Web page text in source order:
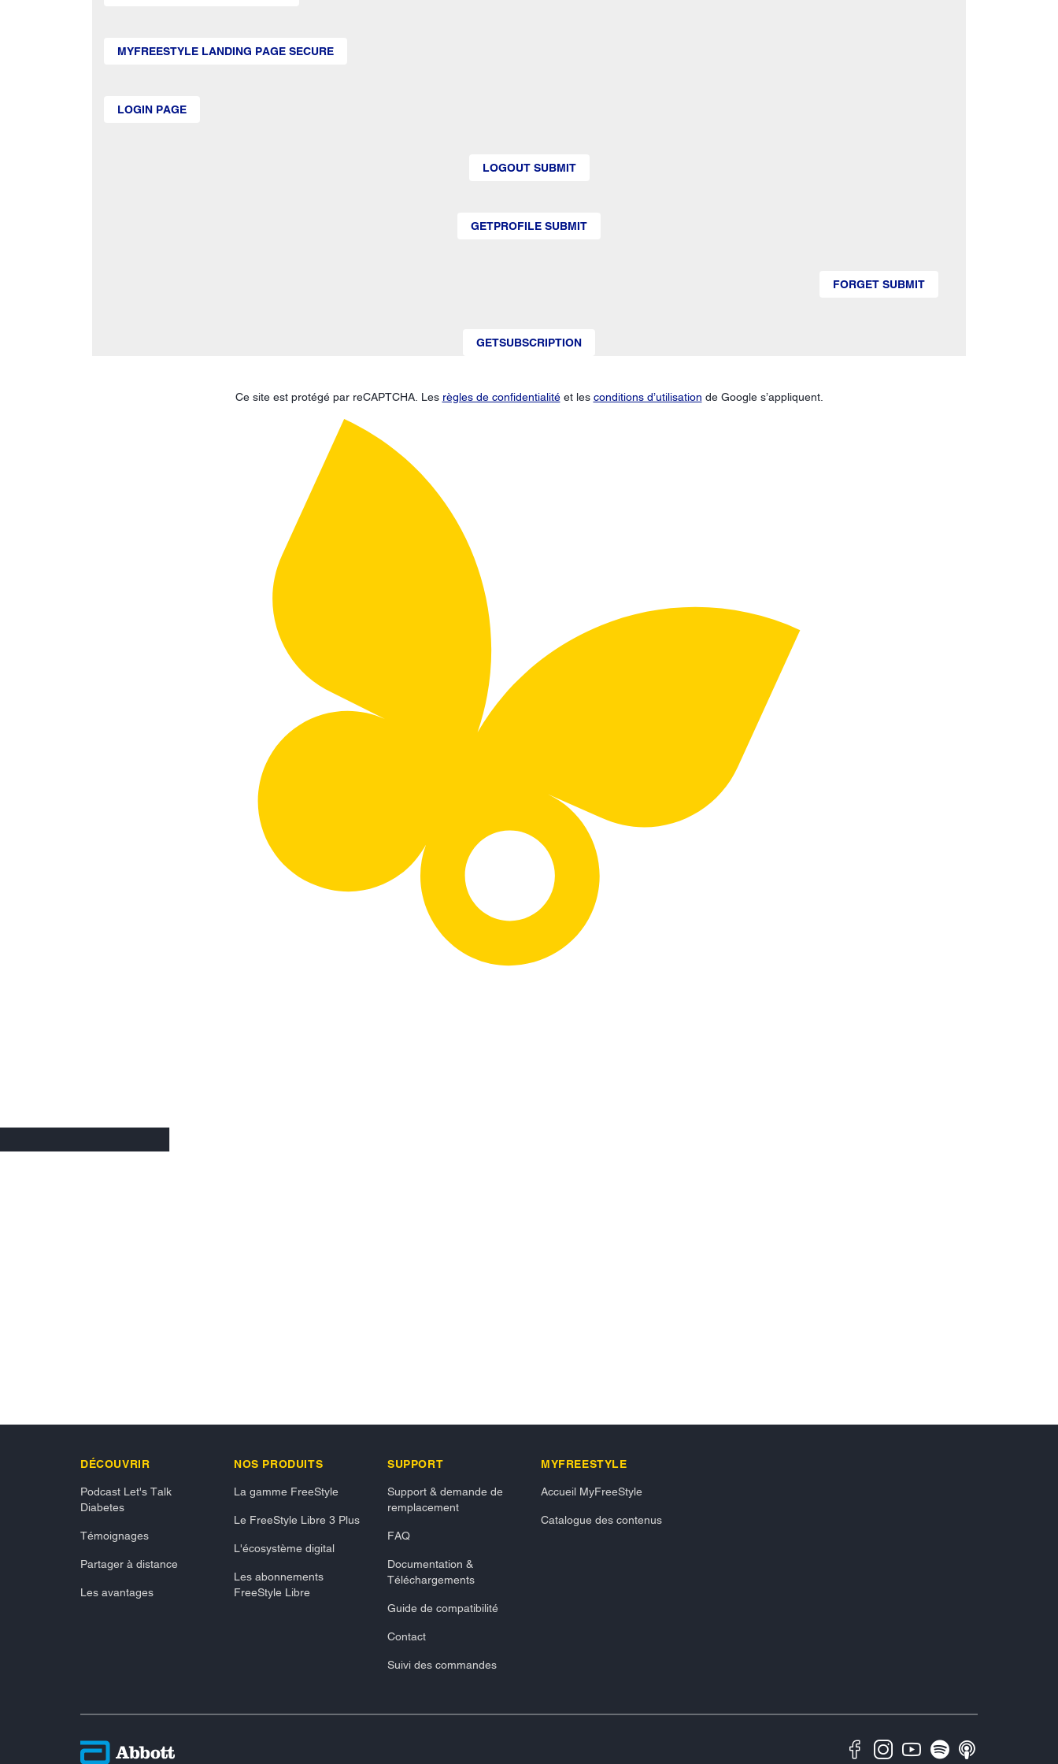
MYFREESTYLE LANDING PAGE SECURE
LOGIN PAGE
LOGOUT SUBMIT
GETPROFILE SUBMIT
FORGET SUBMIT
GETSUBSCRIPTION
Ce site est protégé par reCAPTCHA. Les règles de confidentialitéet les conditions d’utilisation de Google s’appliquent.
DÉCOUVRIR
Podcast Let's Talk
Diabetes
Témoignages
Partager à distance
Les avantages
NOS PRODUITS
La gamme FreeStyle
Le FreeStyle Libre 3 Plus
L'écosystème digital
Les abonnements
FreeStyle Libre
SUPPORT
Support & demande de
remplacement
FAQ
Documentation &
Téléchargements
Guide de compatibilité
Contact
Suivi des commandes
MYFREESTYLE
Accueil MyFreeStyle
Catalogue des contenus